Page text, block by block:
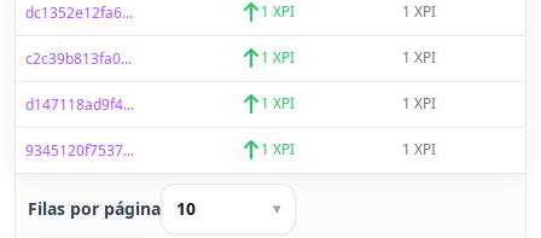
dc1352e12fa6... 1 XPI 1 XPI
c2c39b813fa0... 1 XPI 1 XPI
d147118ad9f4... 1 XPI 1 XPI
9345120f7537... 1 XPI 1 XPI
Filas por página 10 ▾